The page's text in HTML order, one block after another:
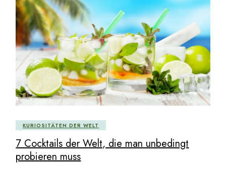
KURIOSITÄTEN DER WELT
7 Cocktails der Welt, die man unbedingt
probieren muss